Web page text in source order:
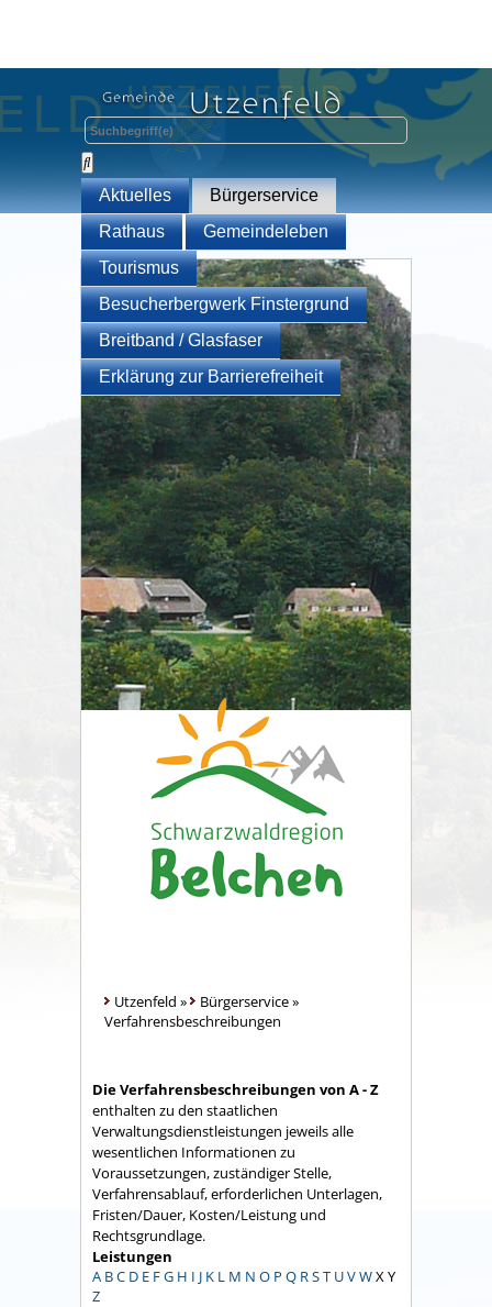
Aktuelles
Bürgerservice
Rathaus
Gemeindeleben
Tourismus
Besucherbergwerk Finstergrund
Breitband / Glasfaser
Erklärung zur Barrierefreiheit
Utzenfeld » Bürgerservice»
Verfahrensbeschreibungen
Die Verfahrensbeschreibungen von A - Z
enthalten zu den staatlichen
Verwaltungsdienstleistungen jeweils alle
wesentlichen Informationen zu
Voraussetzungen, zuständiger Stelle,
Verfahrensablauf, erforderlichen Unterlagen,
Fristen/Dauer, Kosten/Leistung und
Rechtsgrundlage.
Leistungen
A BC D E FG H I J K L M N O P Q RST UVWX Y
Z